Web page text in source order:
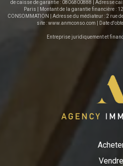
de caisse de garantie : 0806800888 | Adresse
Paris | Montant de la garantie financière :
CONSOMMATION | Adresse du médiateur : 2 rue
site :www.anmconso.com | Date
Entreprise juridiquement et
Vendre